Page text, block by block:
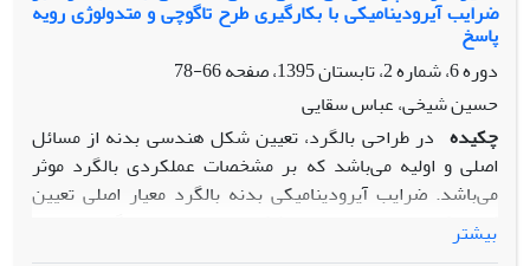
است. داده‌های مورد استفاده شامل اطلاعات مربوط به ذرات
فرسایشی موجود در روغن‌موتور بودند. برای آزمون فرض متناسب
بودن، از آزمون هارل و لی (نسخه اصلاح‌شده آزمون باقی‌مانده‌های
شوئنفلد) استفاده شد. سپس ضرایب مدل از طریق آزمون والد
اعتبارسنجی و قابلیت‌اطمینان برای دو گروه موتور با شرایط متفاوت
محاسبه گردید.
یافته‌ها: نتایج تحقیق نشان داد که لحاظ‌کردن فاکتورهای ریسک،
مانند سطح ذرات فرسایشی در روغن‌موتور، موجب افزایش دقت
در برآورد قابلیت‌اطمینان موتورهای دیزل می‌شود. به‌طور خاص
ضرایب آیرودینامیکی با بکارگیری طرح تاگوچی و متدولوژی رویه
پاسخ
دوره 6، شماره 2، تابستان 1395، صفحه
66-78
حسین شیخی، عباس سقایی
چکیده در طراحی بالگرد، تعیین شکل هندسی بدنه از مسائل
اصلی و اولیه می‌باشد که بر مشخصات عملکردی بالگرد موثر
می‌باشد. ضرایب آیرودینامیکی بدنه بالگرد معیار اصلی تعیین
کننده کیفیت و مناسب بودن شکل هندسی بدنه بالگرد محسوب
می‌شوند. طراحی بهینه شکل هندسی بدنه بالگرد فعالیتی پیچیده
بیشتر